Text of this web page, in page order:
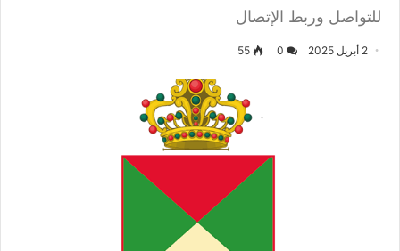
للتواصل وربط الإتصال
2 أبريل 2025 0
55